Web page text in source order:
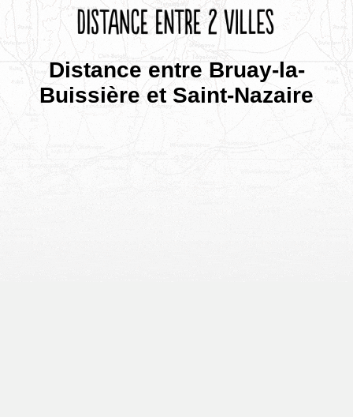
Distance entre Bruay-la-
Buissière et Saint-Nazaire